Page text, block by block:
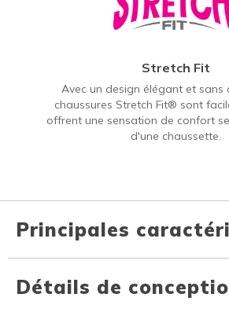
Stretch Fit
Avec un design élégant et sans
chaussures Stretch Fit® sont
offrent une sensation de confort
d'une chaussette.
Principales
Détails de